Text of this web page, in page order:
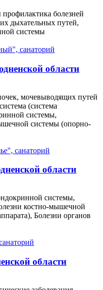
болезней
дыхательных путей,
системы
области
мочевыводящих путей
(система
системы,
системы (опорно-
области
системы,
костно-мышечной
Болезни органов
области